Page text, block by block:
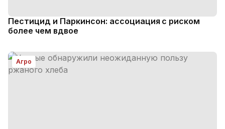
Пестицид и Паркинсон: ассоциация с риском
более чем вдвое
Агро